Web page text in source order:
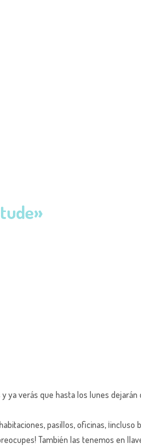
ya verás que hasta los lunes
pasillos, oficinas, ¡incluso
También las tenemos en